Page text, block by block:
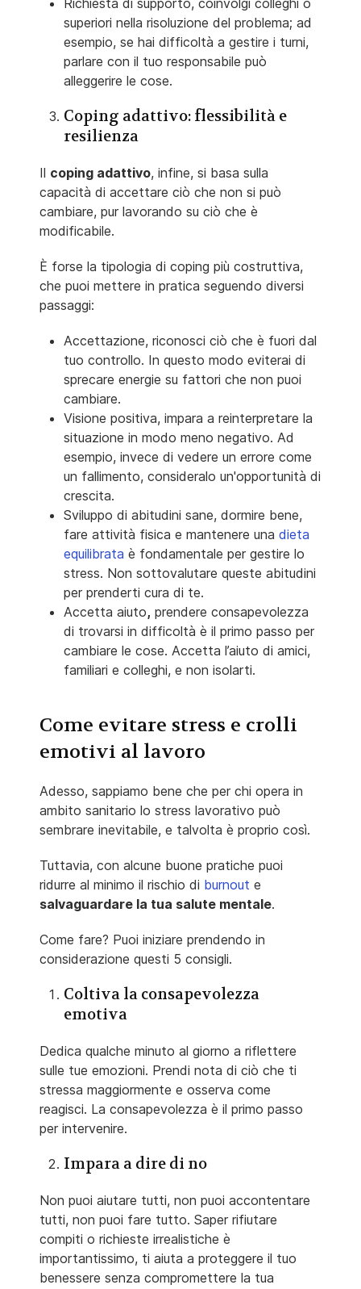
Richiesta di supporto, coinvolgi colleghi o
superiori nella risoluzione del problema; ad
esempio, se hai difficoltà a gestire i turni,
parlare con il tuo responsabile può
alleggerire le cose.
Coping adattivo: flessibilità e
resilienza
Il coping adattivo, infine, si basa sulla
capacità di accettare ciò che non si può
cambiare, pur lavorando su ciò che è
modificabile.
È forse la tipologia di coping più costruttiva,
che puoi mettere in pratica seguendo diversi
passaggi:
Accettazione, riconosci ciò che è fuori dal
tuo controllo. In questo modo eviterai di
sprecare energie su fattori che non puoi
cambiare.
Visione positiva, impara a reinterpretare la
situazione in modo meno negativo. Ad
esempio, invece di vedere un errore come
un fallimento, consideralo un'opportunità di
crescita.
Sviluppo di abitudini sane, dormire bene,
fare attività fisica e mantenere una dieta
equilibrata è fondamentale per gestire lo
stress. Non sottovalutare queste abitudini
per prenderti cura di te.
Accetta aiuto, prendere consapevolezza
di trovarsi in difficoltà è il primo passo per
cambiare le cose. Accetta l’aiuto di amici,
familiari e colleghi, e non isolarti.
Come evitare stress e crolli
emotivi al lavoro
Adesso, sappiamo bene che per chi opera in
ambito sanitario lo stress lavorativo può
sembrare inevitabile, e talvolta è proprio così.
Tuttavia, con alcune buone pratiche puoi
ridurre al minimo il rischio di burnout e
salvaguardare la tua salute mentale.
Come fare? Puoi iniziare prendendo in
considerazione questi 5 consigli.
Coltiva la consapevolezza
emotiva
Dedica qualche minuto al giorno a riflettere
sulle tue emozioni. Prendi nota di ciò che ti
stressa maggiormente e osserva come
reagisci. La consapevolezza è il primo passo
per intervenire.
Impara a dire di no
Non puoi aiutare tutti, non puoi accontentare
tutti, non puoi fare tutto. Saper rifiutare
compiti o richieste irrealistiche è
importantissimo, ti aiuta a proteggere il tuo
benessere senza compromettere la tua